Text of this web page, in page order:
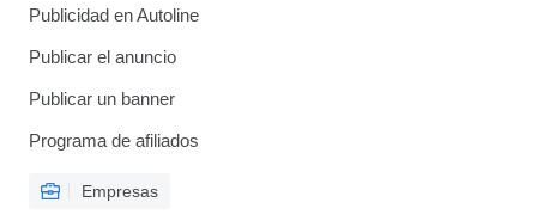
Publicidad en Autoline
Publicar el anuncio
Publicar un banner
Programa de afiliados
Empresas